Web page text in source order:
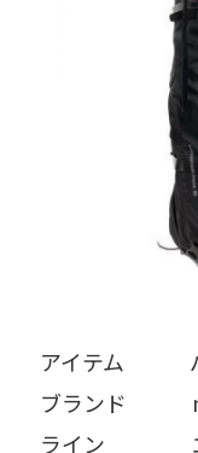
アイテム
ブランド
ライン    エ